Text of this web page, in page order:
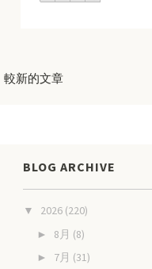
較新的文章
BLOG ARCHIVE
▼ 2026 (220)
► 8月 (8)
► 7月 (31)